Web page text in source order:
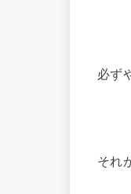
必ず
それ